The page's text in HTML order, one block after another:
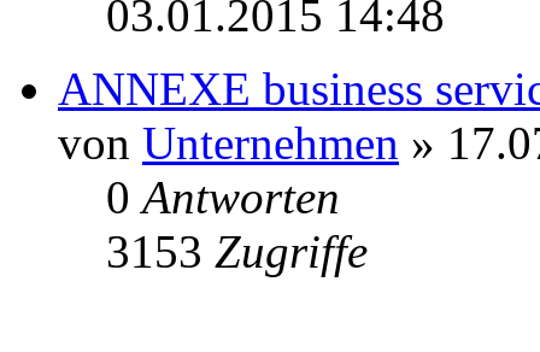
03.01.2015 14:48
ANNEXE business
von Unternehmen »
0Antworten
3153 Zugriffe